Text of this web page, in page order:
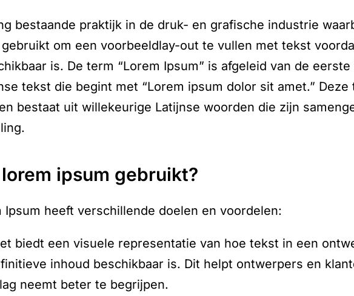
bestaande praktijk in de druk- en grafische industrie
om een voorbeeldlay-out te vullen met tekst
is. De term “Lorem Ipsum” is afgeleid van de eerste
tekst die begint met “Lorem ipsum dolor sit amet.” Deze
bestaat uit willekeurige Latijnse woorden die zijn
lorem ipsum gebruikt?
Ipsum heeft verschillende doelen en voordelen:
biedt een visuele representatie van hoe tekst in een
inhoud beschikbaar is. Dit helpt ontwerpers en
neemt beter te begrijpen.